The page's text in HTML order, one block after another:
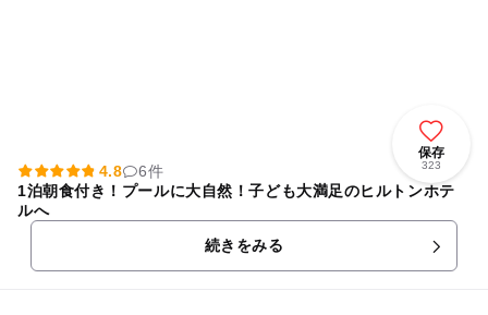
保存
323
4.8
6件
1泊朝食付き！プールに大自然！子ども大満足のヒルトンホテ
ルへ
続きをみる